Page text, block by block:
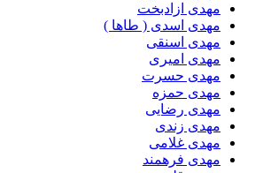
مهدی ازادبخت
مهدی اسدی ( طاها )
مهدی اسنقی
مهدی امیری
مهدی حسرت
مهدی حمزه
مهدی رضایی
مهدی زندی
مهدی غلامی
مهدی فرهمند